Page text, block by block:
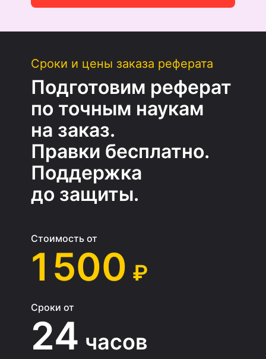
Сроки и цены заказа реферата
Подготовим реферат
по точным наукам
на заказ.
Правки бесплатно.
Поддержка
до защиты.
Стоимость от
1 500 ₽
Сроки от
24 часов